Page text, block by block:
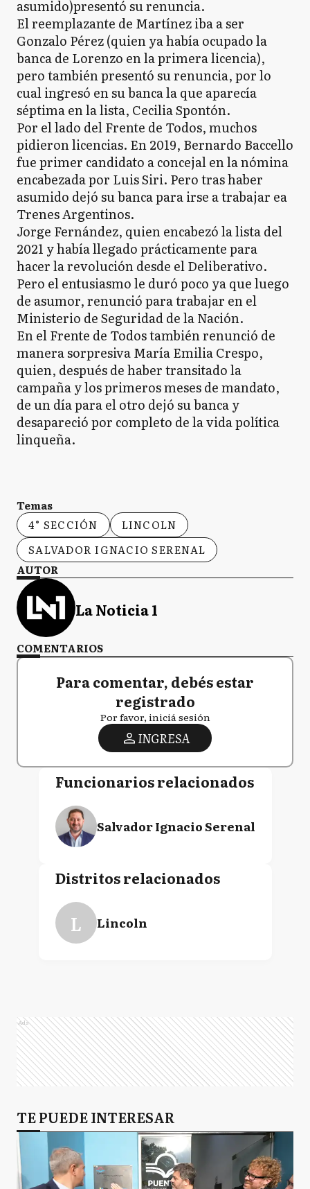
asumido)presentó su renuncia.
El reemplazante de Martínez iba a ser
Gonzalo Pérez (quien ya había ocupado la
banca de Lorenzo en la primera licencia),
pero también presentó su renuncia, por lo
cual ingresó en su banca la que aparecía
séptima en la lista, Cecilia Spontón.
Por el lado del Frente de Todos, muchos
pidieron licencias. En 2019, Bernardo Baccello
fue primer candidato a concejal en la nómina
encabezada por Luis Siri. Pero tras haber
asumido dejó su banca para irse a trabajar ea
Trenes Argentinos.
Jorge Fernández, quien encabezó la lista del
2021 y había llegado prácticamente para
hacer la revolución desde el Deliberativo.
Pero el entusiasmo le duró poco ya que luego
de asumor, renunció para trabajar en el
Ministerio de Seguridad de la Nación.
En el Frente de Todos también renunció de
manera sorpresiva María Emilia Crespo,
quien, después de haber transitado la
campaña y los primeros meses de mandato,
de un día para el otro dejó su banca y
desapareció por completo de la vida política
linqueña.
Temas
4° SECCIÓN
LINCOLN
SALVADOR IGNACIO SERENAL
AUTOR
La Noticia 1
COMENTARIOS
Para comentar, debés estar
registrado
Por favor, iniciá sesión
INGRESA
Funcionarios relacionados
Salvador Ignacio Serenal
Distritos relacionados
L Lincoln
Ads
TE PUEDE INTERESAR